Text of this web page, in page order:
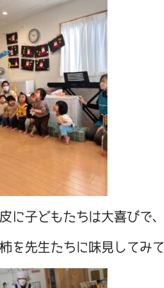
に子どもたちは大喜びで
を先生たちに味見してみ